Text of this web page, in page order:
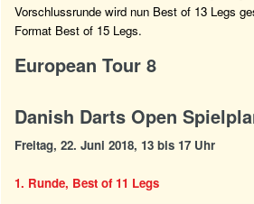
Vorschlussrunde wird nun Best of 13 Legs
Format Best of 15 Legs.
European Tour 8
Danish Darts Open
Freitag, 22. Juni 2018, 13 bis 17 Uhr
1. Runde, Best of 11 Legs